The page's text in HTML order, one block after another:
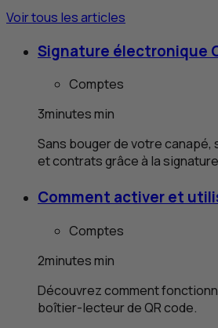
Voir tous les articles
Signature électronique
Comptes
3minutesmin
Sans bouger de votre canapé,
et contrats grâce à la
Comment activer et
Comptes
2minutesmin
Découvrez comment
boîtier-lecteur deQRcode.